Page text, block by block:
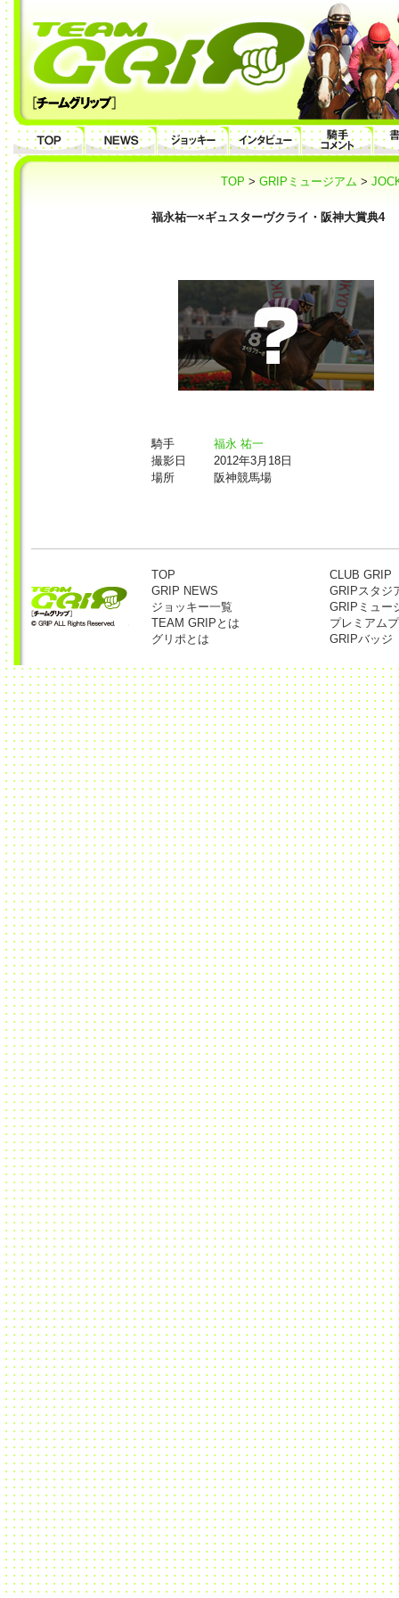
TOP > GRIPミュージアム >
福永祐一×ギュスターヴクライ・阪神大賞典4
騎手
福永 祐一
撮影日
2012年3月18日
場所
阪神競馬場
TOP
GRIP NEWS
ジョッキー一覧
TEAM GRIPとは
グリポとは
CLUB GRIP
GRIPスタジ
GRIPミュー
プレミアム
GRIPバッジ